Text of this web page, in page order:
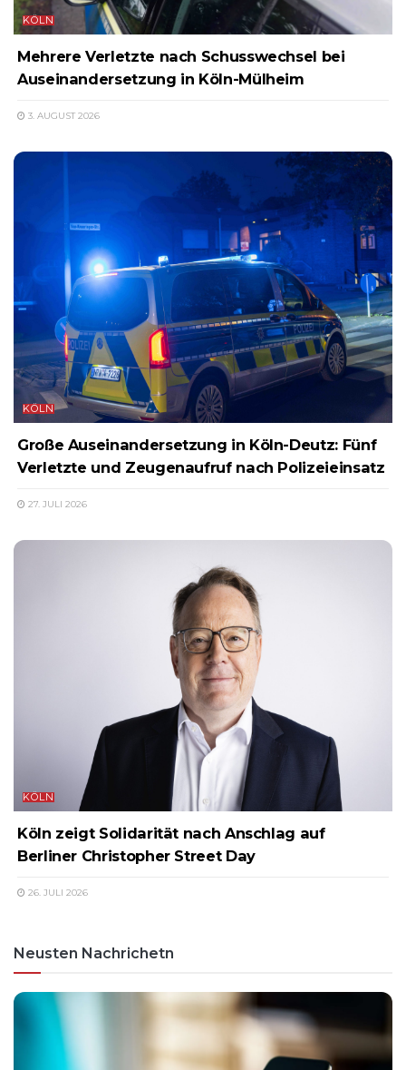
KÖLN
Mehrere Verletzte nach Schusswechsel bei
Auseinandersetzung in Köln-Mülheim
3. AUGUST 2026
KÖLN
Große Auseinandersetzung in Köln-Deutz: Fünf
Verletzte und Zeugenaufruf nach Polizeieinsatz
27. JULI 2026
KÖLN
Köln zeigt Solidarität nach Anschlag auf
Berliner Christopher Street Day
26. JULI 2026
Neusten Nachrichetn